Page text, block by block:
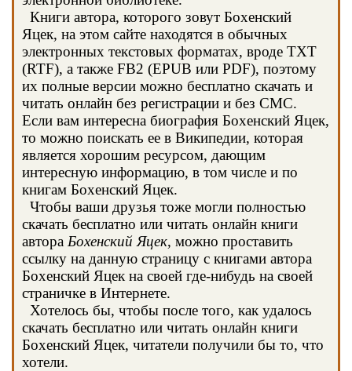
Книги автора, которого зовут Бохенский
Яцек, на этом сайте находятся в обычных
электронных текстовых форматах, вроде TXT
(RTF), а также FB2 (EPUB или PDF), поэтому
их полные версии можно бесплатно скачать и
читать онлайн без регистрации и без СМС.
Если вам интересна биография Бохенский Яцек,
то можно поискать ее в Википедии, которая
является хорошим ресурсом, дающим
интересную информацию, в том числе и по
книгам Бохенский Яцек.
Чтобы ваши друзья тоже могли полностью
скачать бесплатно или читать онлайн книги
автора Бохенский Яцек, можно проставить
ссылку на данную страницу с книгами автора
Бохенский Яцек на своей где-нибудь на своей
страничке в Интернете.
Хотелось бы, чтобы после того, как удалось
скачать бесплатно или читать онлайн книги
Бохенский Яцек, читатели получили бы то, что
хотели.